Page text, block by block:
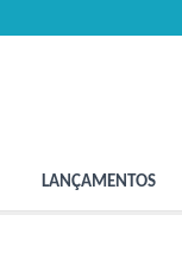
LANÇAMENTOS